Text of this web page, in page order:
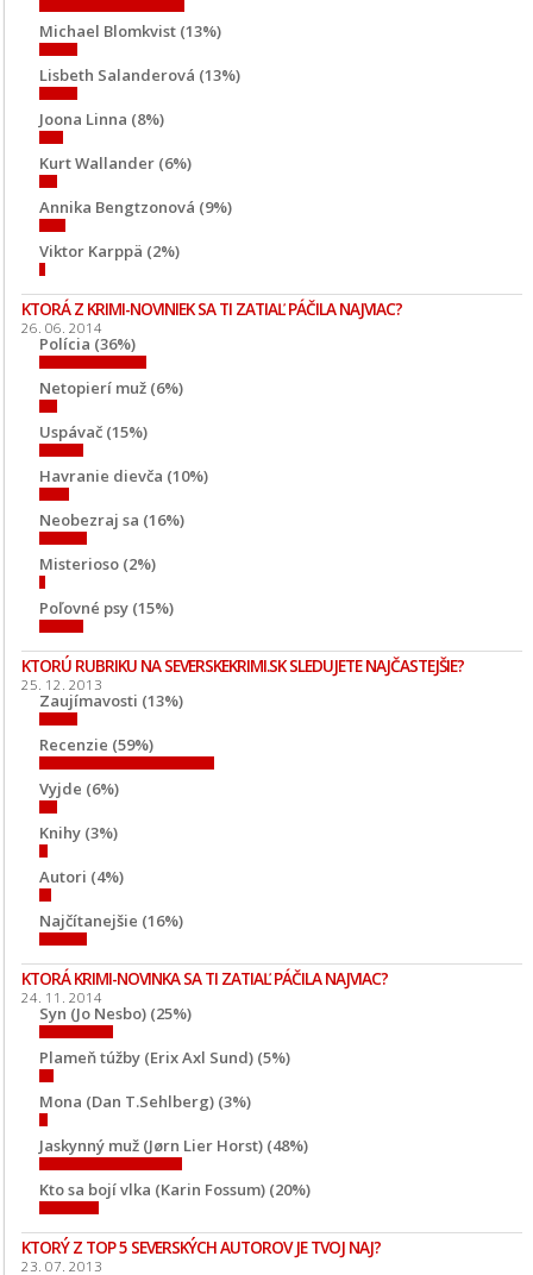
Michael Blomkvist (13%)
Lisbeth Salanderová (13%)
Joona Linna (8%)
Kurt Wallander (6%)
Annika Bengtzonová (9%)
Viktor Karppä (2%)
KTORÁ Z KRIMI-NOVINIEK SA TI ZATIAĽ PÁČILA NAJVIAC?
26. 06. 2014
Polícia (36%)
Netopierí muž (6%)
Uspávač (15%)
Havranie dievča (10%)
Neobezraj sa (16%)
Misterioso (2%)
Poľovné psy (15%)
KTORÚ RUBRIKU NA SEVERSKEKRIMI.SK SLEDUJETE NAJČASTEJŠIE?
25. 12. 2013
Zaujímavosti (13%)
Recenzie (59%)
Vyjde (6%)
Knihy (3%)
Autori (4%)
Najčítanejšie (16%)
KTORÁ KRIMI-NOVINKA SA TI ZATIAĽ PÁČILA NAJVIAC?
24. 11. 2014
Syn (Jo Nesbo) (25%)
Plameň túžby (Erix Axl Sund) (5%)
Mona (Dan T.Sehlberg) (3%)
Jaskynný muž (Jørn Lier Horst) (48%)
Kto sa bojí vlka (Karin Fossum) (20%)
KTORÝ Z TOP 5 SEVERSKÝCH AUTOROV JE TVOJ NAJ?
23. 07. 2013